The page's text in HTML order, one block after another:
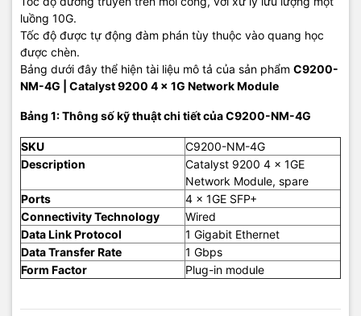
luồng 10G.
Tốc độ được tự động đàm phán tùy thuộc vào quang học
được chèn.
Bảng dưới đây thể hiện tài liệu mô tả của sản phẩm C9200-
NM-4G | Catalyst 9200 4 x 1G Network Module
Bảng 1: Thông số kỹ thuật chi tiết của C9200-NM-4G
SKU
C9200-NM-4G
Description
Catalyst 9200 4 x 1GE
Network Module, spare
Ports
4 x 1GE SFP+
Connectivity Technology
Wired
Data Link Protocol
1 Gigabit Ethernet
Data Transfer Rate
1 Gbps
Form Factor
Plug-in module